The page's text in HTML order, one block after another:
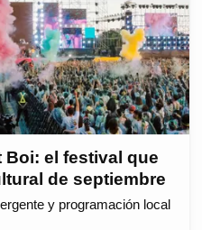
Boi: el festival que
de septiembre
y programación local